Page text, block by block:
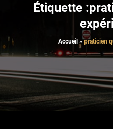
Étiquette
Accueil »praticien